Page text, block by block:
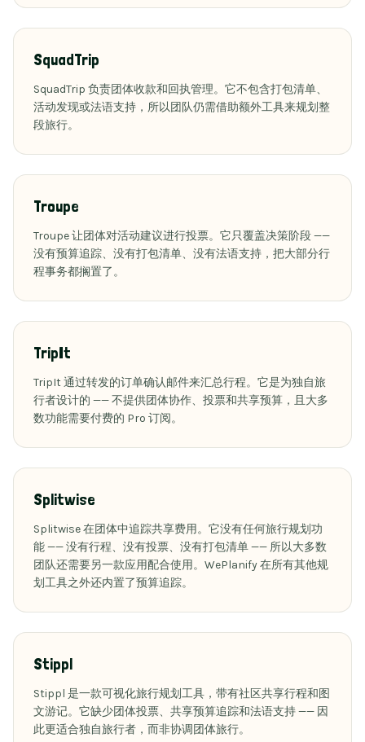
SquadTrip
SquadTrip 负责团体收款和回执管理。它不包含打包清单、
活动发现或法语支持，所以团队仍需借助额外工具来规划整
段旅行。
Troupe
Troupe 让团体对活动建议进行投票。它只覆盖决策阶段 ——
没有预算追踪、没有打包清单、没有法语支持，把大部分行
程事务都搁置了。
TripIt
TripIt 通过转发的订单确认邮件来汇总行程。它是为独自旅
行者设计的 —— 不提供团体协作、投票和共享预算，且大多
数功能需要付费的 Pro 订阅。
Splitwise
Splitwise 在团体中追踪共享费用。它没有任何旅行规划功
能 —— 没有行程、没有投票、没有打包清单 —— 所以大多数
团队还需要另一款应用配合使用。WePlanify 在所有其他规
划工具之外还内置了预算追踪。
Stippl
Stippl 是一款可视化旅行规划工具，带有社区共享行程和图
文游记。它缺少团体投票、共享预算追踪和法语支持 —— 因
此更适合独自旅行者，而非协调团体旅行。